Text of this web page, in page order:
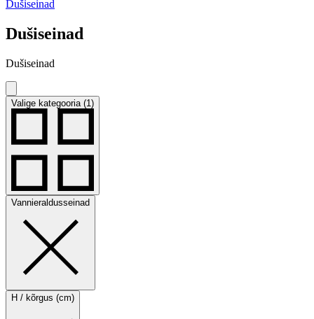
Dušiseinad
Dušiseinad
Dušiseinad
Valige kategooria (1)
Vannieraldusseinad
H / kõrgus (cm)